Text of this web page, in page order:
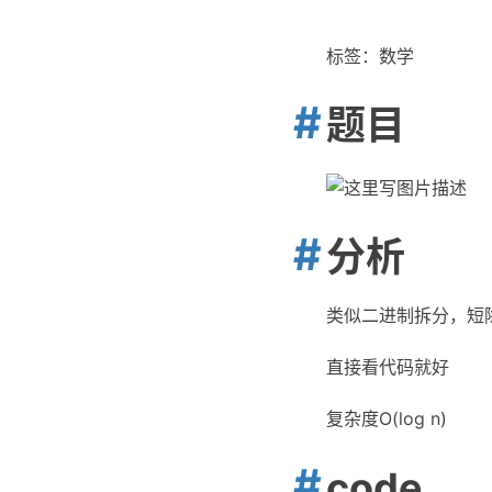
标签：数学
题目
分析
类似二进制拆分，短
直接看代码就好
复杂度O(log n)